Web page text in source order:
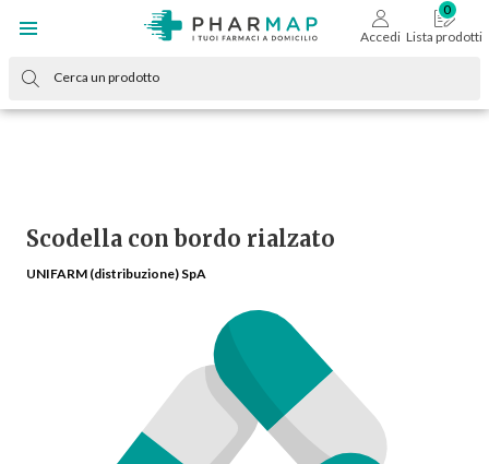
Accedi Lista prodotti
Scodella con bordo rialzato
UNIFARM (distribuzione) SpA